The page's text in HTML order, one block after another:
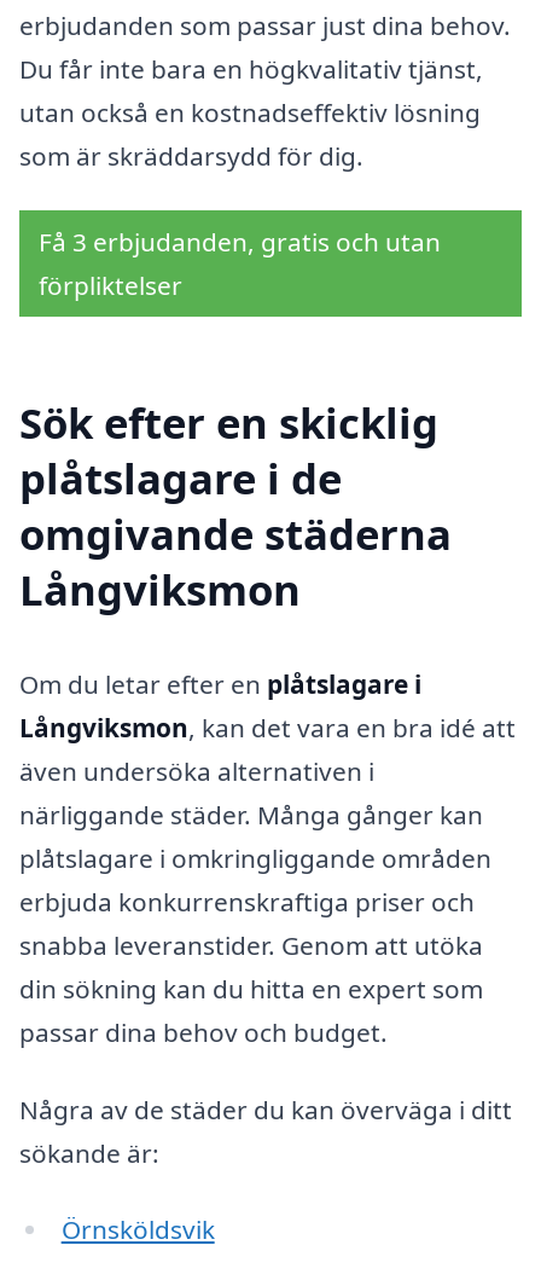
erbjudanden som passar just dina behov.
Du får inte bara en högkvalitativ tjänst,
utan också en kostnadseffektiv lösning
som är skräddarsydd för dig.
Få 3 erbjudanden, gratis och utan
förpliktelser
Sök efter en skicklig
plåtslagare i de
omgivande städerna
Långviksmon
Om du letar efter en plåtslagare i
Långviksmon, kan det vara en bra idé att
även undersöka alternativen i
närliggande städer. Många gånger kan
plåtslagare i omkringliggande områden
erbjuda konkurrenskraftiga priser och
snabba leveranstider. Genom att utöka
din sökning kan du hitta en expert som
passar dina behov och budget.
Några av de städer du kan överväga i ditt
sökande är:
Örnsköldsvik